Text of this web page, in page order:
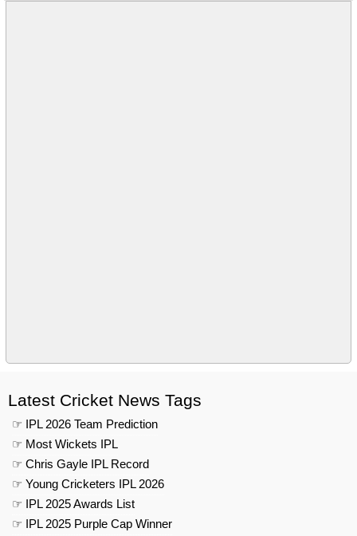
Latest Cricket News Tags
☞ IPL 2026 Team Prediction
☞ Most Wickets IPL
☞ Chris Gayle IPL Record
☞ Young Cricketers IPL 2026
☞ IPL 2025 Awards List
☞ IPL 2025 Purple Cap Winner